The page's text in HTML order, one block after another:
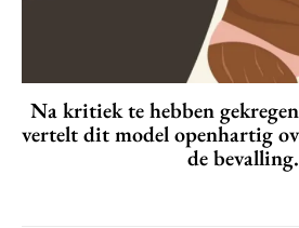
Na kritiek te hebben
vertelt dit model openhartig
de bevalling.